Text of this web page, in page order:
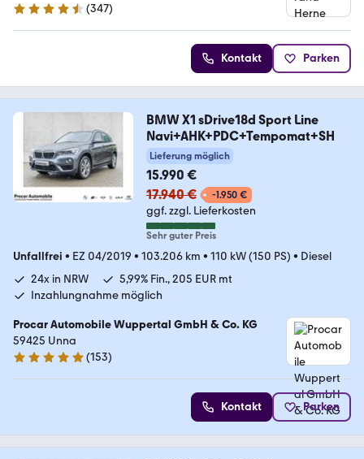
4.5 Sterne
(347)
Kontakt Parken
BMW X1 sDrive18d Sport Line
Navi+AHK+PDC+Tempomat+SH
Lieferung möglich
15.990 €
17.940 €
-1.950 €
ggf. zzgl. Lieferkosten
Sehr guter Preis
Unfallfrei • EZ 04/2019 • 103.206 km • 110 kW (150 PS) • Diesel
24x in NRW
5,99% Fin., 205 EUR mt
Inzahlungnahme möglich
Procar Automobile Wuppertal GmbH & Co. KG
59425 Unna
4.8 Sterne
(153)
Kontakt Parken